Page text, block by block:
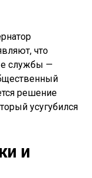
что
службы —
решение
усугубился
и